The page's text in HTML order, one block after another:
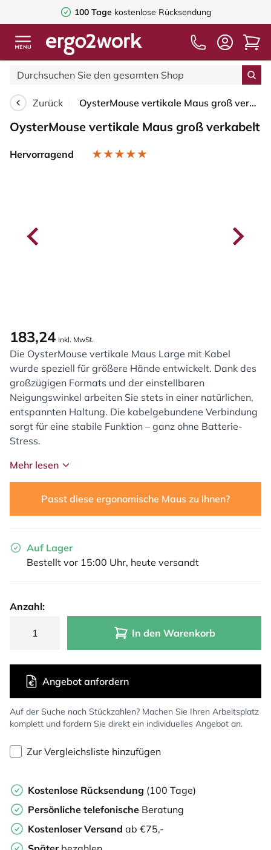
100 Tage kostenlose Rücksendung
Zurück OysterMouse vertikale Maus groß verkabelt
OysterMouse vertikale Maus groß verkabelt
Hervorragend
183,24 Inkl. MwSt.
Die OysterMouse vertikale Maus Large mit Kabel
wurde speziell für größere Hände entwickelt. Dank des
großzügigen Formats und der einstellbaren
Neigungswinkel arbeiten Sie stets in einer natürlichen,
entspannten Haltung. Die kabelgebundene Verbindung
sorgt für eine stabile Funktion – ganz ohne Batterie-
Stress.
Mehr lesen
Passt diese ergonomische Maus zu Ihnen?
Auf Lager
Bestellt vor 15:00 Uhr, heute versandt
Anzahl:
In den Warenkorb
Auf der Suche nach Stückzahlen? Machen Sie Ihren Arbeitsplatz
komplett und fordern Sie direkt ein individuelles Angebot an.
Angebot anfordern
Zur Vergleichsliste hinzufügen
Kostenlose Rücksendung (100 Tage)
Persönliche telefonische Beratung
Kostenloser Versand ab €75,-